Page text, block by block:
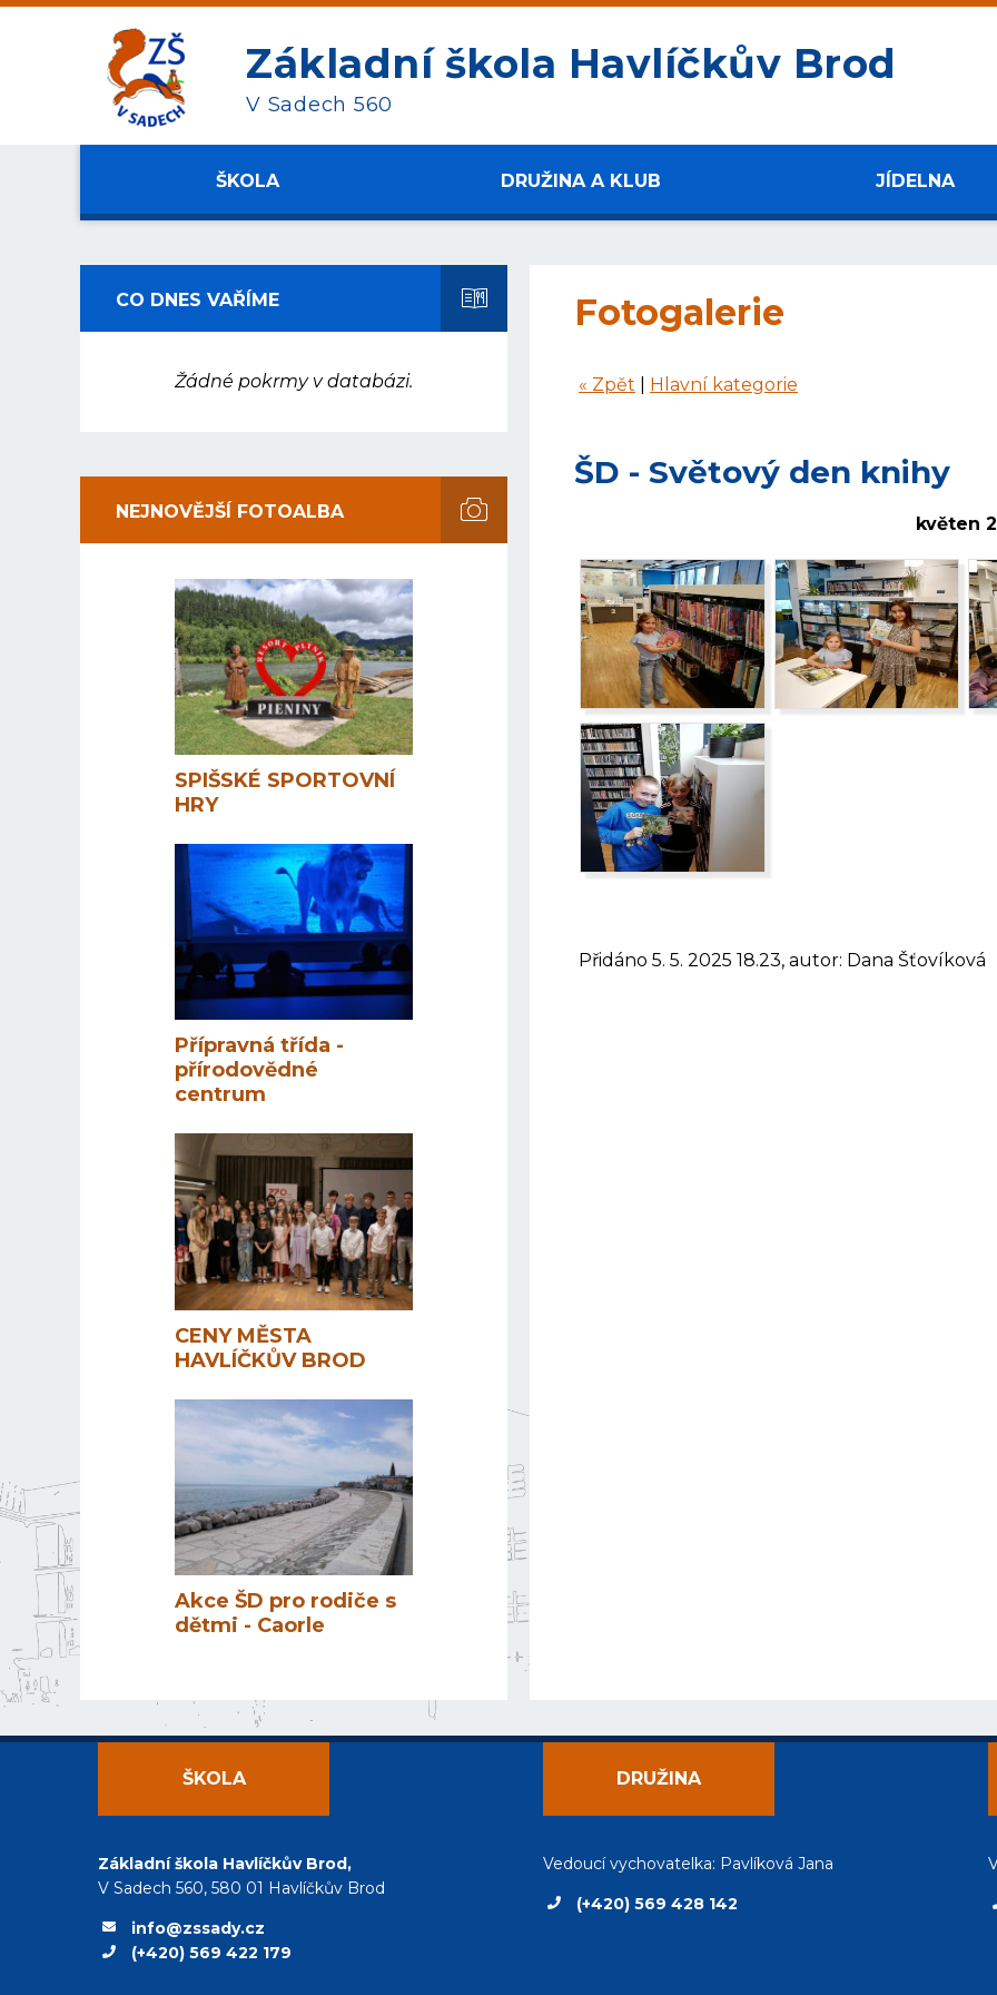
Základní škola Havlíčkův Brod
V Sadech 560
ŠKOLA DRUŽINA A KLUB JÍDELNA
Fotogalerie
« Zpět Hlavní kategorie
ŠD - Světový den knihy
květen
Přidáno 5. 5. 2025 18.23, autor: Dana Šťovíková
CO DNES VAŘÍME
Žádné pokrmy v databázi.
NEJNOVĚJŠÍ FOTOALBA
SPIŠSKÉ SPORTOVNÍ
HRY
Přípravná třída -
přírodovědné
centrum
CENY MĚSTA
HAVLÍČKŮV BROD
Akce ŠD pro rodiče s
dětmi - Caorle
ŠKOLA
Základní škola Havlíčkův Brod,
V Sadech 560, 580 01 Havlíčkův Brod
info@zssady.cz
(+420) 569 422 179
DRUŽINA
Vedoucí vychovatelka: Pavlíková Jana
(+420) 569 428 142